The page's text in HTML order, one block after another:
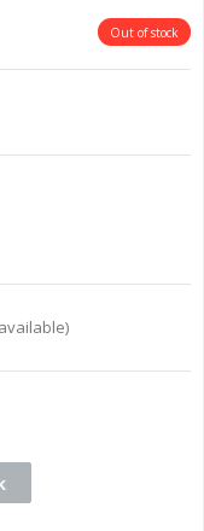
Out of stock
available)